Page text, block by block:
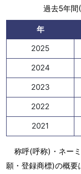
過去5年
年
2025
2024
2023
2022
2021
称呼(呼称)・ネー
願・登録商標)の概要